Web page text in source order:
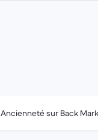
Ancienneté sur Back